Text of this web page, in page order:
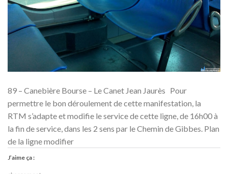
89 – Canebière Bourse – Le Canet Jean Jaurès Pour
permettre le bon déroulement de cette manifestation, la
RTM s’adapte et modifie le service de cette ligne, de 16h00 à
la fin de service, dans les 2 sens par le Chemin de Gibbes. Plan
de la ligne modifier
J’aime ça :